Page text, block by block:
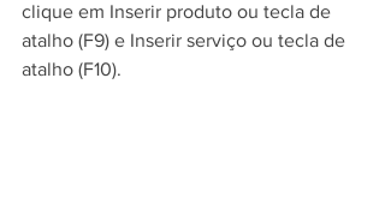
clique em Inserir produto ou tecla de
atalho (F9) e Inserir serviço ou tecla de
atalho (F10).